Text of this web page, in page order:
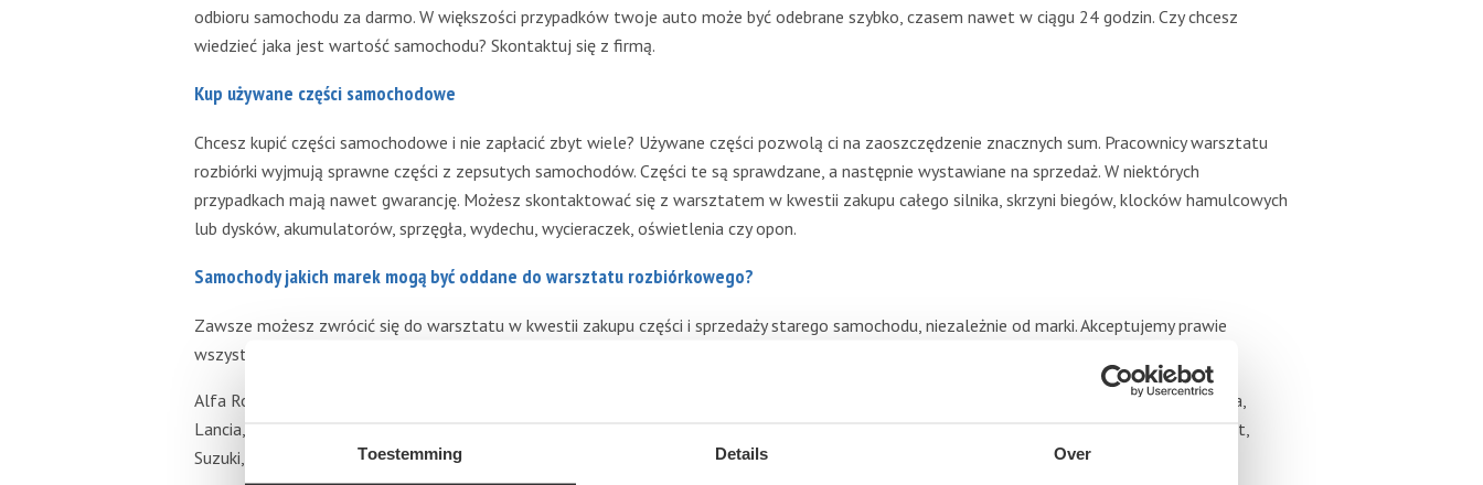
Toestemming Details Over
odbioru samochodu za darmo. W większości przypadków twoje auto może być odebrane szybko, czasem nawet w ciągu 24 godzin. Czy chcesz
wiedzieć jaka jest wartość samochodu? Skontaktuj się z firmą.
Kup używane części samochodowe
Chcesz kupić części samochodowe i nie zapłacić zbyt wiele? Używane części pozwolą ci na zaoszczędzenie znacznych sum. Pracownicy warsztatu
rozbiórki wyjmują sprawne części z zepsutych samochodów. Części te są sprawdzane, a następnie wystawiane na sprzedaż. W niektórych
przypadkach mają nawet gwarancję. Możesz skontaktować się z warsztatem w kwestii zakupu całego silnika, skrzyni biegów, klocków hamulcowych
lub dysków, akumulatorów, sprzęgła, wydechu, wycieraczek, oświetlenia czy opon.
Samochody jakich marek mogą być oddane do warsztatu rozbiórkowego?
Zawsze możesz zwrócić się do warsztatu w kwestii zakupu części i sprzedaży starego samochodu, niezależnie od marki. Akceptujemy prawie
wszystkie. Poniżej znajdziesz listę najbardziej poszukiwanych:
Alfa Romeo, Audi, BMW, Buick, Chevrolet, Citroën, Chrysler, Dacia, Dodge, Daewoo, Daihatsu, Fiat, Ford, Honda, Hyundai, Jaguar, Jeep, Kia, Lada,
Lancia, Land Rover, Lexus, Mazda, Mercedes Benz, MG, Mini, Mitsubishi, Nissan, Opel, Peugeot, Renault, Rover, Saab, Seat, Skoda, Subaru, Smart,
Suzuki, Toyota, Volkswagen, Volvo.